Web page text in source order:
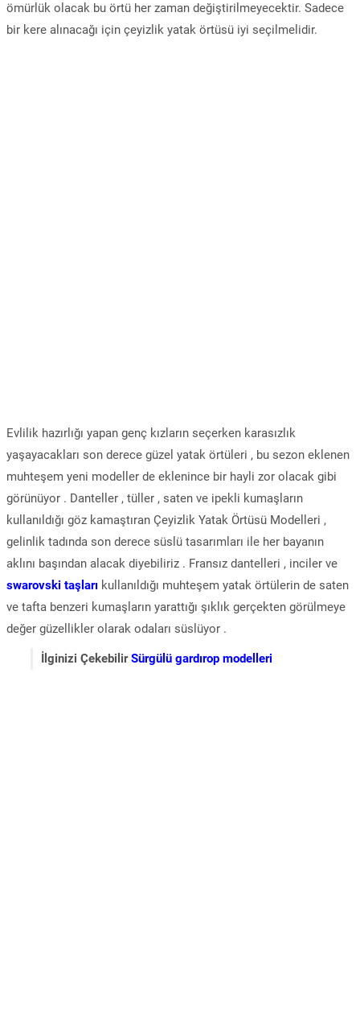
ömürlük olacak bu örtü her zaman değiştirilmeyecektir. Sadece
bir kere alınacağı için çeyizlik yatak örtüsü iyi seçilmelidir.
Evlilik hazırlığı yapan genç kızların seçerken karasızlık
yaşayacakları son derece güzel yatak örtüleri , bu sezon eklenen
muhteşem yeni modeller de eklenince bir hayli zor olacak gibi
görünüyor . Danteller , tüller , saten ve ipekli kumaşların
kullanıldığı göz kamaştıran Çeyizlik Yatak Örtüsü Modelleri ,
gelinlik tadında son derece süslü tasarımları ile her bayanın
aklını başından alacak diyebiliriz . Fransız dantelleri , inciler ve
swarovski taşları kullanıldığı muhteşem yatak örtülerin de saten
ve tafta benzeri kumaşların yarattığı şıklık gerçekten görülmeye
değer güzellikler olarak odaları süslüyor .
İlginizi ÇekebilirSürgülü gardırop modelleri